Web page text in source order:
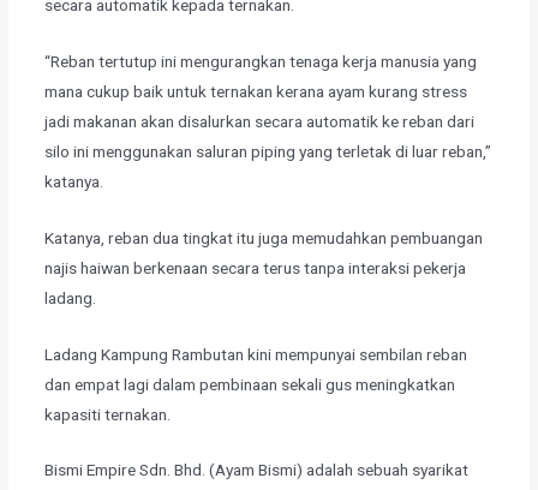
secara automatik kepada ternakan.
“Reban tertutup ini mengurangkan tenaga kerja manusia yang
mana cukup baik untuk ternakan kerana ayam kurang stress
jadi makanan akan disalurkan secara automatik ke reban dari
silo ini menggunakan saluran piping yang terletak di luar reban,”
katanya.
Katanya, reban dua tingkat itu juga memudahkan pembuangan
najis haiwan berkenaan secara terus tanpa interaksi pekerja
ladang.
Ladang Kampung Rambutan kini mempunyai sembilan reban
dan empat lagi dalam pembinaan sekali gus meningkatkan
kapasiti ternakan.
Bismi Empire Sdn. Bhd. (Ayam Bismi) adalah sebuah syarikat